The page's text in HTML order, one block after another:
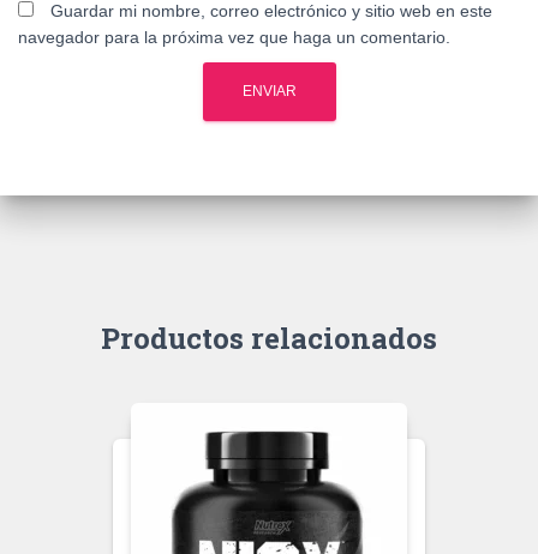
Guardar mi nombre, correo electrónico y sitio web en este
navegador para la próxima vez que haga un comentario.
Productos relacionados